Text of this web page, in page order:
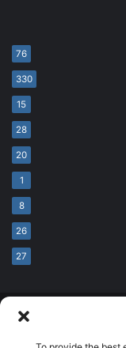
76
330
15
28
20
1
8
26
27